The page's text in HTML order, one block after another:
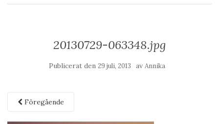
20130729-063348.jpg
Publicerat den 29 juli, 2013 av Annika
Föregående